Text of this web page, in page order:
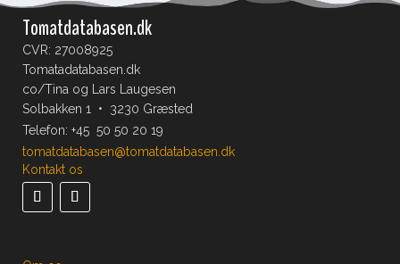
Tomatdatabasen.dk
CVR: 27008925
Tomatadatabasen.dk
co/Tina og Lars Laugesen
Solbakken 1 • 3230 Græsted
Telefon: +45 50 50 20 19
tomatdatabasen@tomatdatabasen.dk
Kontakt os